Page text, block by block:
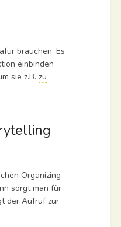
brauchen. Es
einbinden
sie z.B.zu
Organizing
sorgt man für
der Aufruf zur